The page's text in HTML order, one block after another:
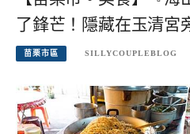
了鋒芒！隱藏在玉清宮
苗栗市區 SILLYCOUPLEBLOG